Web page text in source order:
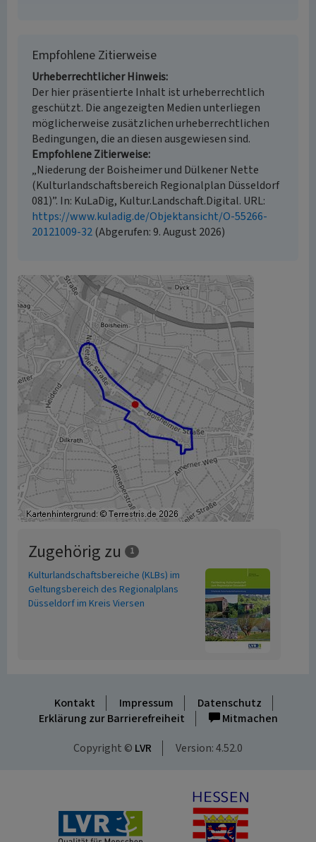
Empfohlene Zitierweise
Urheberrechtlicher Hinweis
Der hier präsentierte Inhalt ist urheberrechtlich
geschützt. Die angezeigten Medien unterliegen
möglicherweise zusätzlichen urheberrechtlichen
Bedingungen, die an diesen ausgewiesen sind.
Empfohlene Zitierweise
„Niederung der Boisheimer und Dülkener Nette
(Kulturlandschaftsbereich Regionalplan Düsseldorf
081)”. In: KuLaDig, Kultur.Landschaft.Digital. URL:
https://www.kuladig.de/Objektansicht/O-55266-
20121009-32(Abgerufen: 9. August 2026)
Zugehörig zu 1
Kulturlandschaftsbereiche (KLBs) im
Geltungsbereich des Regionalplans
Düsseldorf im Kreis Viersen
Kontakt Impressum
Datenschutz
Erklärung zur Barrierefreiheit
Mitmachen
Copyright © LVR Version: 4.52.0